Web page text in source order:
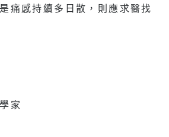
痛感持續多日散，則應求醫找
家